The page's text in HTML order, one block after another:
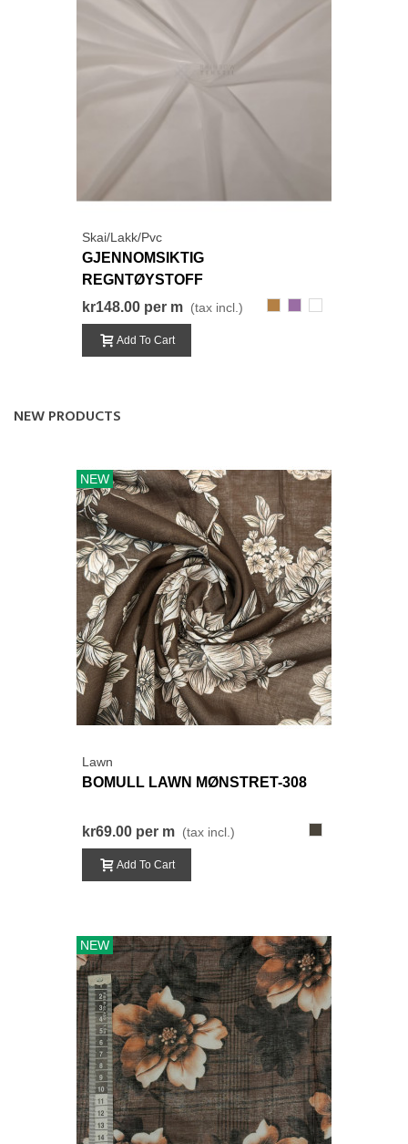
Skai/Lakk/Pvc
GJENNOMSIKTIG
REGNTØYSTOFF
kr148.00 per m (tax incl.)
Add To Cart
NEW PRODUCTS
NEW
Lawn
BOMULL LAWN MØNSTRET-308
kr69.00 per m (tax incl.)
Add To Cart
NEW